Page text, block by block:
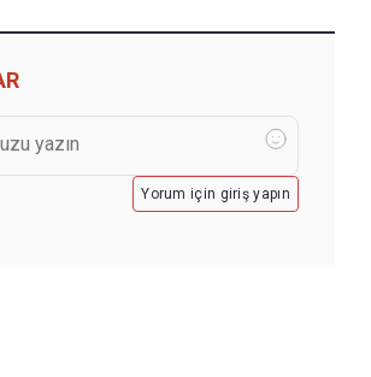
Yorum için giriş yapın